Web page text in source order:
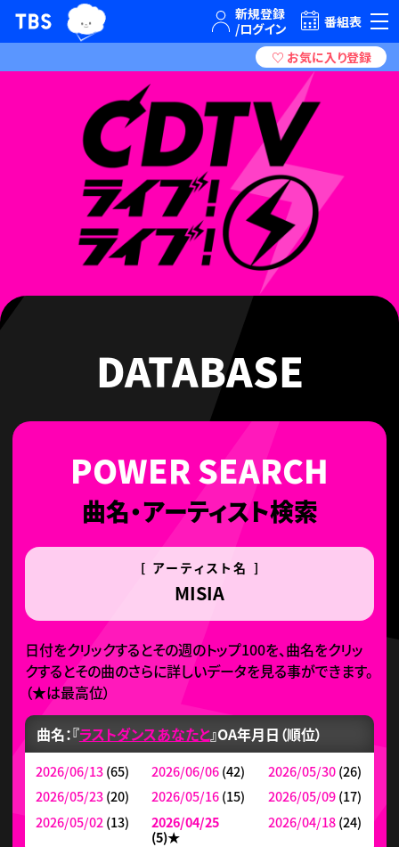
TBSテレビ｜ときめくときを。 番組表
DATABASE
曲名・アーティスト検索
[ アーティスト名 ]
MISIA
日付をクリックするとその週のトップ100を、曲名をクリッ
クするとその曲のさらに詳しいデータを見る事ができます。
（★は最高位）
曲名：『ラストダンスあなたと』OA年月日（順位）
2026/06/13(65) 2026/06/06(42) 2026/05/30(26)
2026/05/23(20) 2026/05/16(15) 2026/05/09(17)
2026/05/02(13)
2026/04/25
(5)★
2026/04/18(24)